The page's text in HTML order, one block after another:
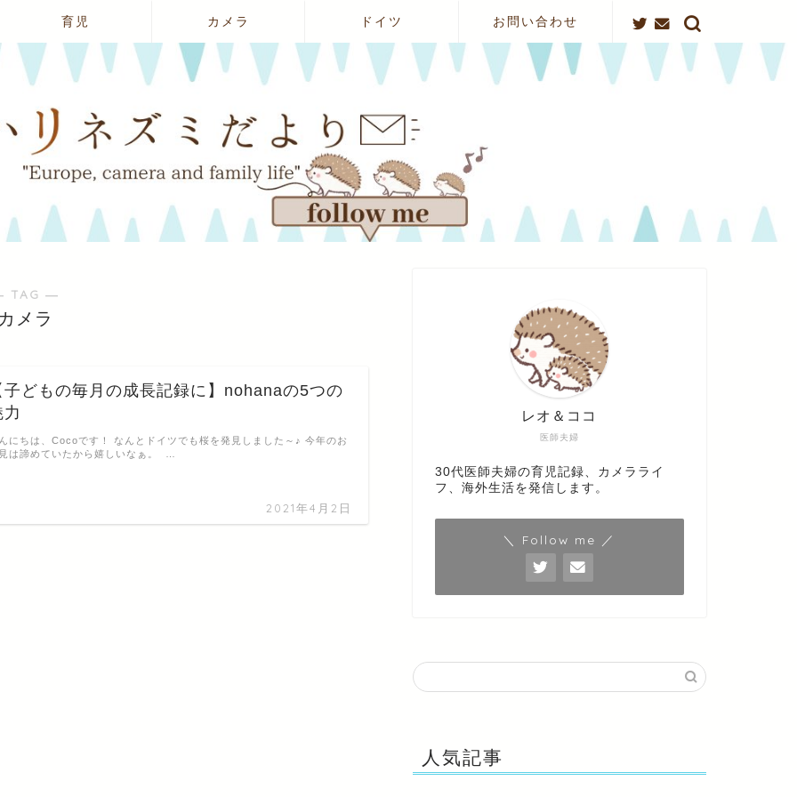
育児 カメラ ドイツ お問い合わせ
TAG ―
メラ
子どもの毎月の成長記録に】nohanaの5つの
力
2021年4月2日
にちは、Cocoです！ なんとドイツでも桜を発見しました～♪ 今年のお
は諦めていたから嬉しいなぁ。 …
医師夫婦
レオ＆ココ
30代医師夫婦の育児記録、カメラライ
フ、海外生活を発信します。
＼ Follow me ／
人気記事